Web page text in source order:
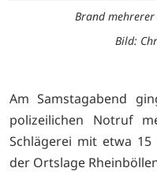
Brand
Bild:
Am Samstagabend
polizeilichen Notruf
Schlägerei mit etwa
der Ortslage